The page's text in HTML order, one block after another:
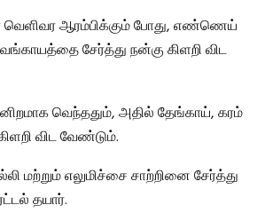
வெளிவர ஆரம்பிக்கும் போது, எண்ணெய்
சேர்த்து நன்கு கிளறி விட
வெந்ததும், அதில் தேங்காய், கரம்
விட வேண்டும்.
மற்றும் எலுமிச்சை சாற்றினை சேர்த்து
தயார்.